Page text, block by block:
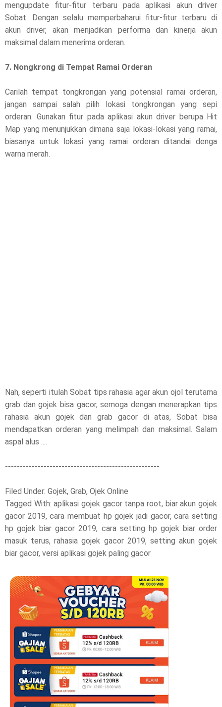
mengupdate fitur-fitur terbaru pada aplikasi akun driver
Sobat. Dengan selalu memperbaharui fitur-fitur terbaru di
akun driver, akan menjadikan performa dan kinerja akun
maksimal dalam menerima orderan.
7. Nongkrong di Tempat Ramai Orderan
Carilah tempat tongkrongan yang potensial ramai orderan,
jangan sampai salah pilih lokasi tongkrongan yang sepi
orderan. Gunakan fitur pada aplikasi akun driver berupa Hit
Map yang menunjukkan dimana saja lokasi-lokasi yang ramai,
biasanya untuk lokasi yang ramai orderan ditandai denga
warna merah.
Nah, seperti itulah Sobat tips rahasia agar akun ojol terutama
grab dan gojek bisa gacor, semoga dengan menerapkan tips
rahasia akun gojek dan grab gacor di atas, Sobat bisa
mendapatkan orderan yang melimpah dan maksimal. Salam
aspal alus ....
----------------------------------------------------
Filed Under: Gojek, Grab, Ojek Online
Tagged With: aplikasi gojek gacor tanpa root, biar akun gojek
gacor 2019, cara membuat hp gojek jadi gacor, cara setting
hp gojek biar gacor 2019, cara setting hp gojek biar order
masuk terus, rahasia gojek gacor 2019, setting akun gojek
biar gacor, versi aplikasi gojek paling gacor